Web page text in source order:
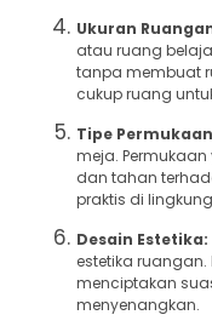
Ukuran
atau ruang
tanpa membuat
cukup ruang
Tipe
meja.
dan tahan
praktis di
Desain Estetika:
estetika
menciptakan
menyenangkan.